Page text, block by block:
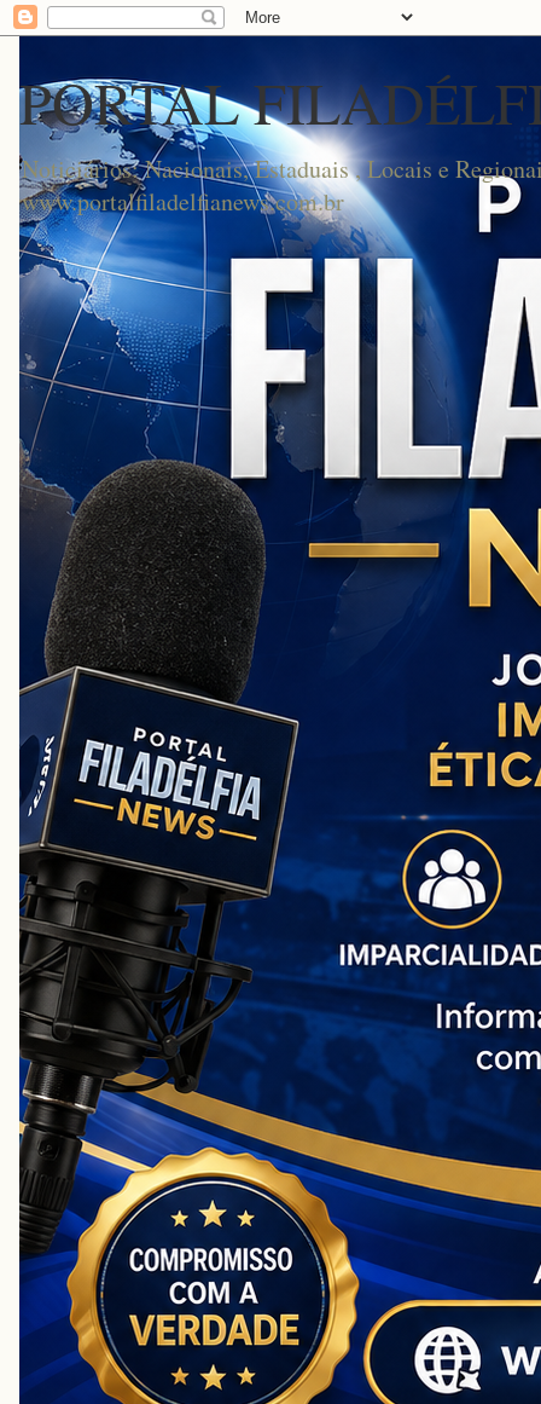
PORTAL
Noticiários: Nacionais, Estaduais , Locais e
www.portalfiladelfianews.com.br